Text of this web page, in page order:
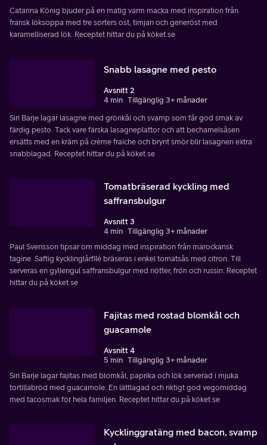
Catarina König bjuder på en matig varm macka med inspiration från
fransk löksoppa med tre sorters ost, timjan och generöst med
karamelliserad lök. Receptet hittar du på köket.se
Snabb lasagne med pesto
Avsnitt 2
4 min Tillgänglig 3+ månader
Siri Barje lagar lasagne med grönkål och svamp som får god smak av
färdig pesto. Tack vare färska lasagneplattor och att bechamelsåsen
ersätts med en kräm på crème fraiche och brynt smör blir lasagnen extra
snabblagad. Receptet hittar du på köket.se
Tomatbräserad kyckling med
saffransbulgur
Avsnitt 3
4 min Tillgänglig 3+ månader
Paul Svensson tipsar om middag med inspiration från marockansk
tagine. Saftig kycklinglårfilé bräseras i enkel tomatsås med citron. Till
serveras en gyllengul saffransbulgur med nötter, frön och russin. Receptet
hittar du på köket.se
Fajitas med rostad blomkål och
guacamole
Avsnitt 4
5 min Tillgänglig 3+ månader
Siri Barje lagar fajitas med blomkål, paprika och lök serverad i mjuka
tortillabröd med guacamole. En lättlagad och riktigt god vegomiddag
med tacosmak för hela familjen. Receptet hittar du på köket.se
Kycklinggratäng med bacon, svamp